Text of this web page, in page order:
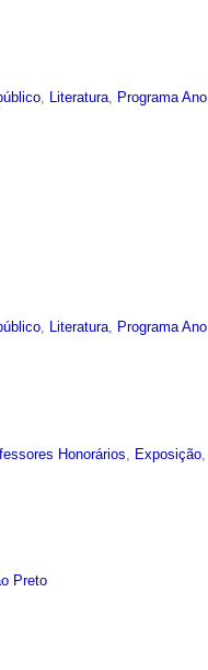
, Literatura, Programa Ano
Literatura
Programa Ano
Honorários Exposição
Preto